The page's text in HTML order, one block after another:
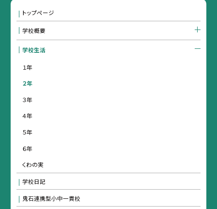
トップページ
学校概要
学校生活
１年
２年
３年
４年
５年
６年
くわの実
学校日記
鬼石連携型小中一貫校